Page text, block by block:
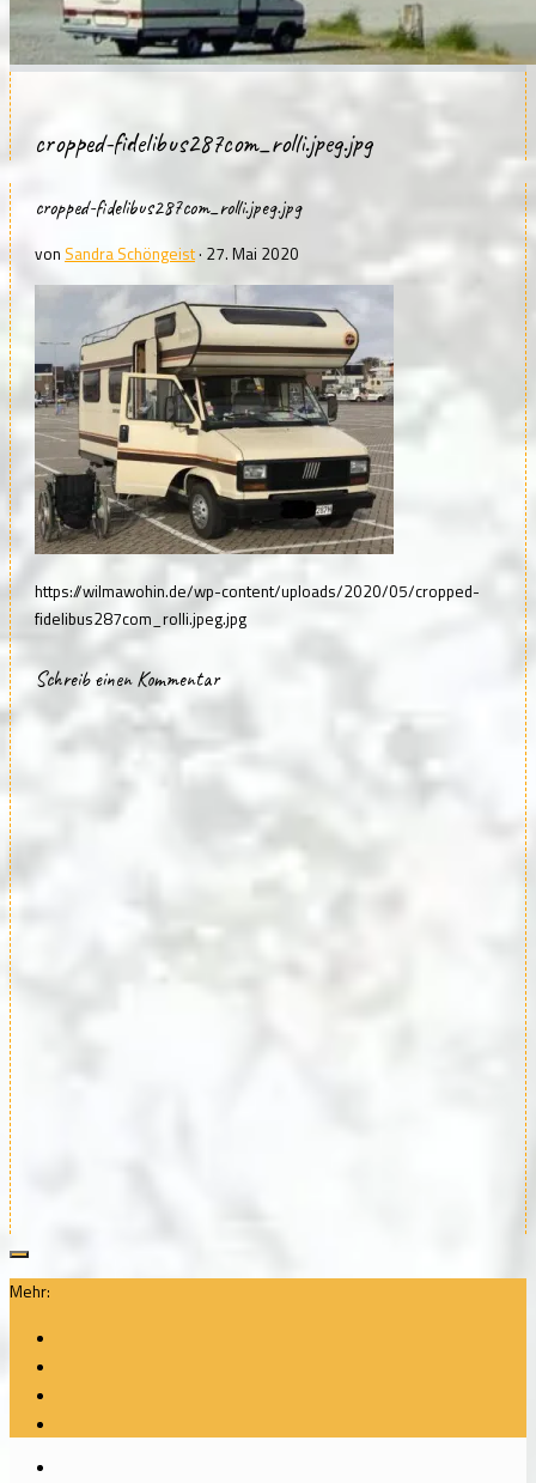
cropped-fidelibus287com_rolli.jpeg.jpg
cropped-fidelibus287com_rolli.jpeg.jpg
von Sandra Schöngeist· 27. Mai 2020
https://wilmawohin.de/wp-content/uploads/2020/05/cropped-
fidelibus287com_rolli.jpeg.jpg
Schreib einen Kommentar
Mehr: